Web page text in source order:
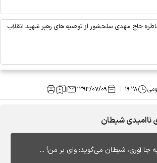
حاج مهدی سلحشور از توصیه های رهبر شهید انقلاب
۱۹:۲۸ ۱۳۹۳/۰۷/۰۹
شیطان
جا آوری، شیطان می‌گوید: واى بر من! ...